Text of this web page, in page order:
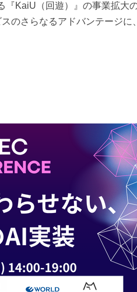
『KaiU（回遊）』の事業拡大
のさらなるアドバンテージに